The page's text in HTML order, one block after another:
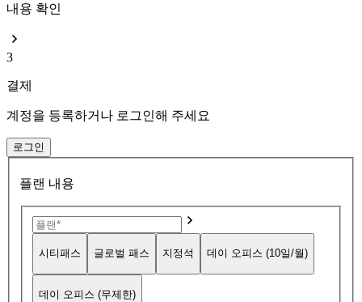
내용 확인
3
결제
계정을 등록하거나 로그인해 주세요
로그인
플랜 내용
시티패스 글로벌 패스 지정석 데이 오피스 (10일/월)
데이 오피스 (무제한)